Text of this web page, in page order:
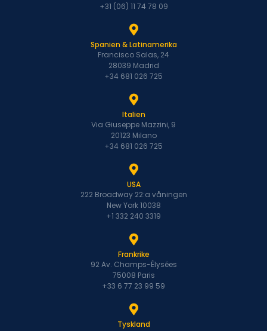
+31 (06) 11 74 78 09
Spanien & Latinamerika
Francisco Salas, 24
28039 Madrid
+34 681 026 725
Italien
Via Giuseppe Mazzini, 9
20123 Milano
+34 681 026 725
USA
222 Broadway 22:a våningen
New York 10038
+1 332 240 3319
Frankrike
92 Av. Champs-Élysées
75008 Paris
+33 6 77 23 99 59
Tyskland